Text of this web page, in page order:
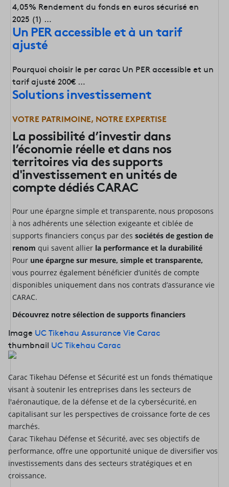
4,05% Rendement du fonds en euros sécurisé en
2025 (1) …
Un PER accessible et à un tarif
ajusté
Pourquoi choisir le per carac Un PER accessible et un
tarif ajusté 200€ …
Solutions investissement
VOTRE PATRIMOINE, NOTRE EXPERTISE
La possibilité d’investir dans
l’économie réelle et dans nos
territoires via des supports
d'investissement en unités de
compte dédiés CARAC
Pour une épargne simple et transparente, nous proposons
à nos adhérents une sélection exigeante et ciblée de
supports financiers conçus par des sociétés de gestion de
renom qui savent allier la performance et la durabilité
Pour une épargne sur mesure, simple et transparente,
vous pourrez également bénéficier d’unités de compte
disponibles uniquement dans nos contrats d’assurance vie
CARAC.
Découvrez notre sélection de supports financiers
Image UC Tikehau Assurance Vie Carac
thumbnail UC Tikehau Carac
Carac Tikehau Défense et Sécurité est un fonds thématique
visant à soutenir les entreprises dans les secteurs de
l'aéronautique, de la défense et de la cybersécurité, en
capitalisant sur les perspectives de croissance forte de ces
marchés.
Carac Tikehau Défense et Sécurité, avec ses objectifs de
performance, offre une opportunité unique de diversifier vos
investissements dans des secteurs stratégiques et en
croissance.